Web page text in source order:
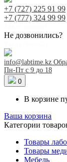
+7 (727) 225 91 99
+7 (777) 324 99 99
Не дозвонились?
info@labtime.kz
Пн-Пт с 9 до 18
0
В корзине
Ваша корзина
Категории
Товары
Товары
Мебель